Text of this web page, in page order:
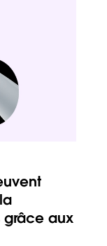
grâce aux